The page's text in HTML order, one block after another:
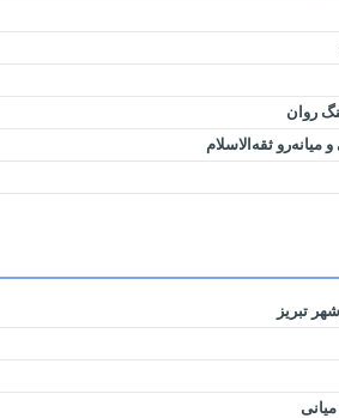
روان
ثقه‌الاسلام
تبریز